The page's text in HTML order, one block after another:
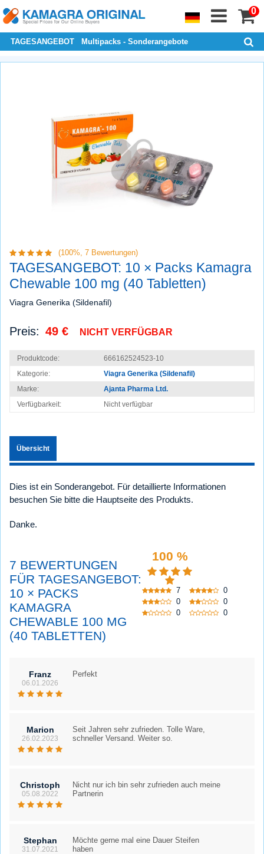
0
TAGESANGEBOT Multipacks - Sonderangebote
(100%, 7 Bewertungen)
TAGESANGEBOT: 10 × Packs Kamagra
Chewable 100 mg (40 Tabletten)
Viagra Generika (Sildenafil)
Preis: 49 € NICHT VERFÜGBAR
Produktcode:
666162524523-10
Kategorie:
Viagra Generika (Sildenafil)
Marke:
Ajanta Pharma Ltd.
Verfügbarkeit:
Nicht verfügbar
Übersicht
Dies ist ein Sonderangebot. Für detaillierte Informationen
besuchen Sie bitte die Hauptseite des Produkts.
Danke.
7 BEWERTUNGEN
FÜR TAGESANGEBOT:
10 × PACKS
KAMAGRA
CHEWABLE 100 MG
(40 TABLETTEN)
100 %
7
0
0
0
0
0
Franz
06.01.2026
Perfekt
Marion
26.02.2023
Seit Jahren sehr zufrieden. Tolle Ware,
schneller Versand. Weiter so.
Christoph
05.08.2022
Nicht nur ich bin sehr zufrieden auch meine
Partnerin
Stephan
31.07.2021
Möchte gerne mal eine Dauer Steifen
haben